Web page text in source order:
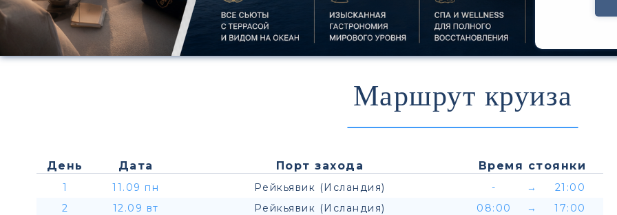
Маршрут круиза
День Дата Порт захода Время стоянки
1 11.09 пн Рейкьявик (Исландия) - →
21:00
2
12.09 вт Рейкьявик (Исландия) 08:00 →
17:00